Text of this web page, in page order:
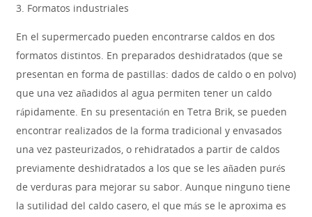
3. Formatos industriales
En el supermercado pueden encontrarse caldos en dos
formatos distintos. En preparados deshidratados (que se
presentan en forma de pastillas: dados de caldo o en polvo)
que una vez añadidos al agua permiten tener un caldo
rápidamente. En su presentación en Tetra Brik, se pueden
encontrar realizados de la forma tradicional y envasados
una vez pasteurizados, o rehidratados a partir de caldos
previamente deshidratados a los que se les añaden purés
de verduras para mejorar su sabor. Aunque ninguno tiene
la sutilidad del caldo casero, el que más se le aproxima es